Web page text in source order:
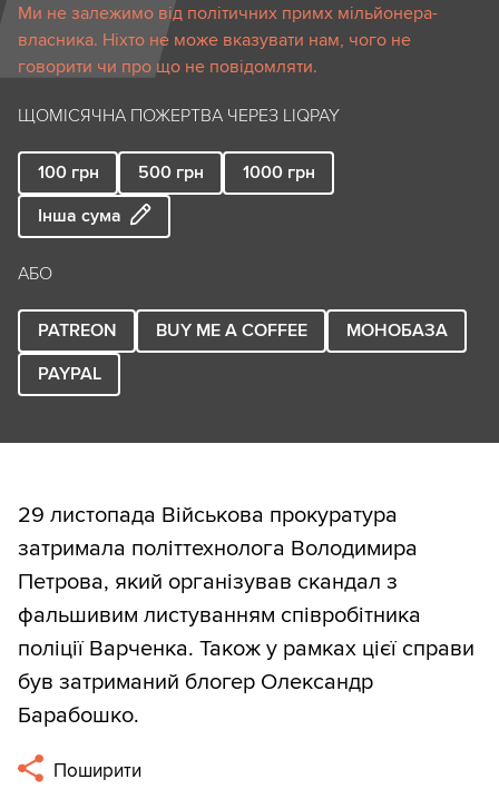
Ми не залежимо від політичних примх мільйонера-
власника. Ніхто не може вказувати нам, чого не
говорити чи про що не повідомляти.
ЩОМІСЯЧНА ПОЖЕРТВА ЧЕРЕЗ LIQPAY
100 грн 500 грн 1000 грн
Інша сума
АБО
PATREON BUY ME A COFFEE
МОНОБАЗА
PAYPAL
29 листопада Військова прокуратура
затримала політтехнолога Володимира
Петрова, який організував скандал з
фальшивим листуванням співробітника
поліції Варченка. Також у рамках цієї справи
був затриманий блогер Олександр
Барабошко.
Поширити